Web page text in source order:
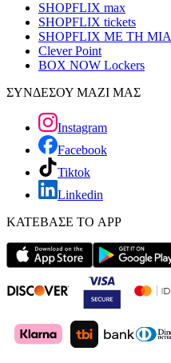
SHOPFLIX max
SHOPFLIX tickets
SHOPFLIX ΜΕ ΤΗ ΜΙΑ
Clever Point
BOX NOW Lockers
ΣΥΝΔΕΣΟΥ ΜΑΖΙ ΜΑΣ
Instagram
Facebook
Tiktok
Linkedin
ΚΑΤΕΒΑΣΕ ΤΟ APP